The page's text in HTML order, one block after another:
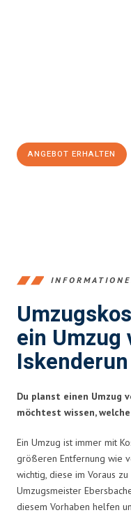
ANGEBOT ERHALTEN
ein Umzug
Iskenderun
Du planst einen Umzug
möchtest wissen,
Ein Umzug ist immer mit
größeren Entfernung wie
wichtig, diese im Voraus zu
Umzugsmeister
diesem Vorhaben helfen